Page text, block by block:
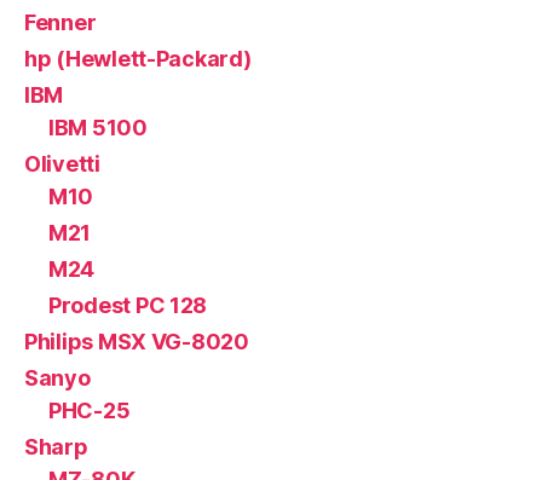
Fenner
hp (Hewlett-Packard)
IBM
IBM 5100
Olivetti
M10
M21
M24
Prodest PC 128
Philips MSX VG-8020
Sanyo
PHC-25
Sharp